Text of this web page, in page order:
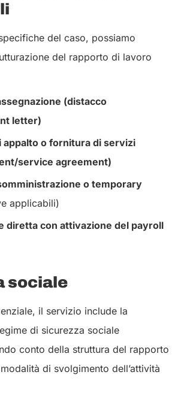
del caso, possiamo
del rapporto di lavoro
(distacco
letter)
appalto o fornitura di servizi
service agreement)
o temporary
applicabili)
diretta con attivazione del payroll
sociale
il servizio include la
di sicurezza sociale
conto della struttura del rapporto
di svolgimento dell’attività